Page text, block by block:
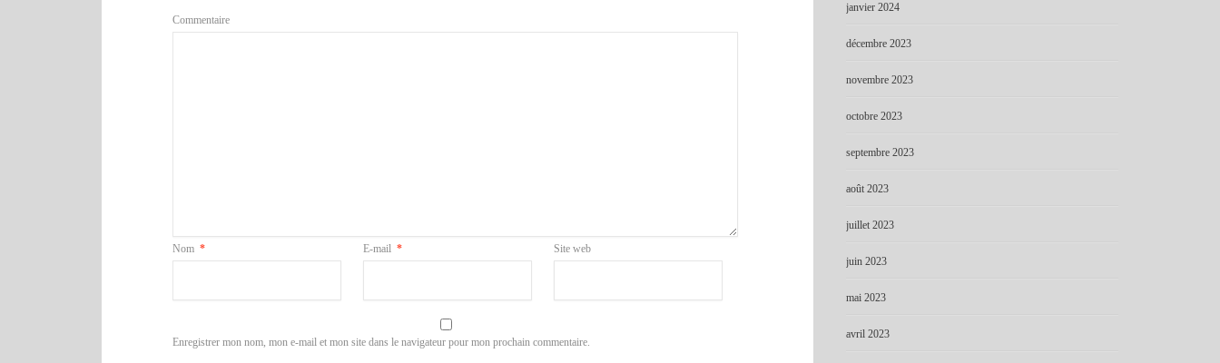
Commentaire
Nom * E-mail * Site web
Enregistrer mon nom, mon e-mail et mon site dans le navigateur pour mon prochain commentaire.
janvier 2024
décembre 2023
novembre 2023
octobre 2023
septembre 2023
août 2023
juillet 2023
juin 2023
mai 2023
avril 2023